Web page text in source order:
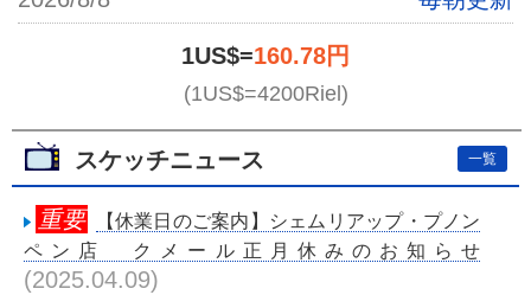
1US$=160.78円
(1US$=4200Riel)
スケッチニュース 一覧
重要
【休業日のご案内】シェムリアップ・プノン
ペン店 クメール正月休みのお知らせ
(2025.04.09)